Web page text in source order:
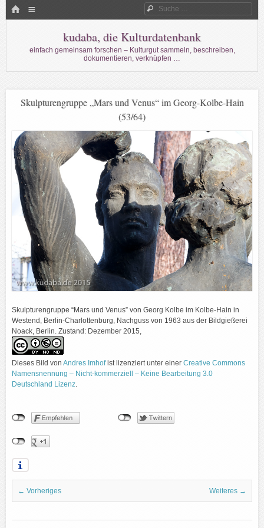
HOME Suche
kudaba, die Kulturdatenbank
einfach gemeinsam forschen – Kulturgut sammeln, beschreiben,
dokumentieren, verknüpfen …
Skulpturengruppe „Mars und Venus“ im Georg-Kolbe-Hain
(53/64)
Skulpturengruppe “Mars und Venus” von Georg Kolbe im Kolbe-Hain in
Westend, Berlin-Charlottenburg, Nachguss von 1963 aus der Bildgießerei
Noack, Berlin. Zustand: Dezember 2015,
Dieses Bild von Andres Imhofist lizenziert unter einer Creative Commons
Namensnennung – Nicht-kommerziell – Keine Bearbeitung 3.0
Deutschland Lizenz.
← Vorheriges Weiteres →